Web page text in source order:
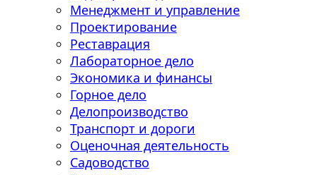
Менеджмент и управление
Проектирование
Реставрация
Лабораторное дело
Экономика и финансы
Горное дело
Делопроизводство
Транспорт и дороги
Оценочная деятельность
Садоводство